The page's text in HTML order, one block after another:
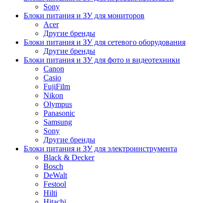
Sony
Блоки питания и ЗУ для мониторов
Acer
Другие бренды
Блоки питания и ЗУ для сетевого оборудования
Другие бренды
Блоки питания и ЗУ для фото и видеотехники
Canon
Casio
FujiFilm
Nikon
Olympus
Panasonic
Samsung
Sony
Другие бренды
Блоки питания и ЗУ для электроинструмента
Black & Decker
Bosch
DeWalt
Festool
Hilti